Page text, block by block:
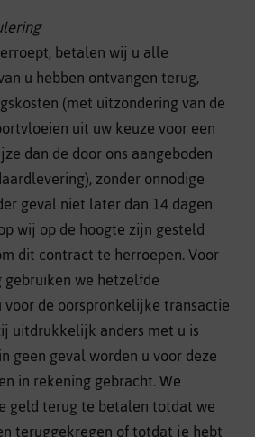
betalen wij u alle
u hebben ontvangen terug,
(met uitzondering van de
uit uw keuze voor een
dan de door ons aangeboden
zonder onnodige
geval niet later dan 14 dagen
wij op de hoogte zijn gesteld
dit contract te herroepen. Voor
we hetzelfde
de oorspronkelijke transactie
uitdrukkelijk anders met u is
geen geval worden u voor deze
in rekening gebracht. We
geld terug te betalen totdat we